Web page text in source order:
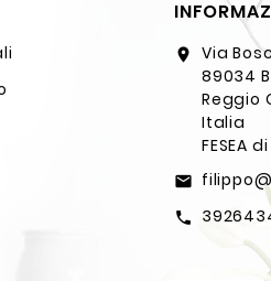
location_on
Via
89034
Reggio
Italia
FESEA
email
call